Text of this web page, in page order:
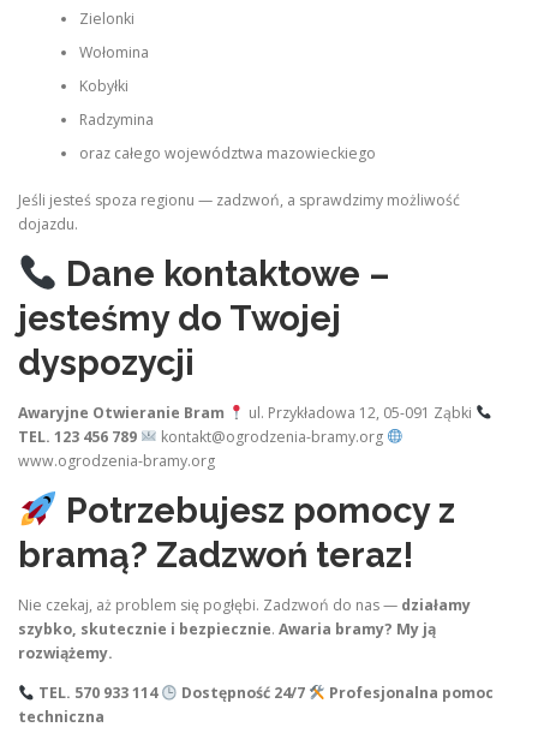
Zielonki
Wołomina
Kobyłki
Radzymina
oraz całego województwa mazowieckiego
Jeśli jesteś spoza regionu — zadzwoń, a sprawdzimy możliwość
dojazdu.
Dane kontaktowe –
jesteśmy do Twojej
dyspozycji
Awaryjne Otwieranie Bram
ul. Przykładowa 12, 05-091 Ząbki
TEL. 123 456 789
kontakt@ogrodzenia-bramy.org
www.ogrodzenia-bramy.org
Potrzebujesz pomocy z
bramą? Zadzwoń teraz!
Nie czekaj, aż problem się pogłębi. Zadzwoń do nas — działamy
szybko, skutecznie i bezpiecznie. Awaria bramy? My ją
rozwiążemy.
TEL. 570 933 114
Dostępność 24/7
Profesjonalna pomoc
techniczna